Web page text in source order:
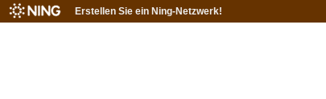
Erstellen Sie ein Ning-Netzwerk!